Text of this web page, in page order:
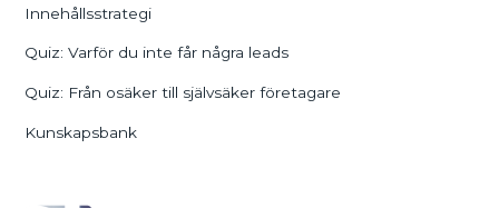
Innehållsstrategi
Quiz: Varför du inte får några leads
Quiz: Från osäker till självsäker företagare
Kunskapsbank